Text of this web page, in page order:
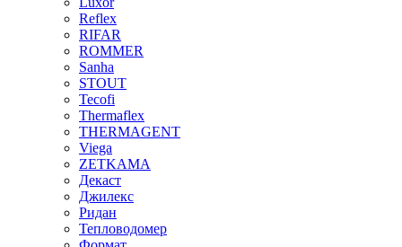
Reflex
RIFAR
ROMMER
Sanha
STOUT
Tecofi
Thermaflex
THERMAGENT
Viega
ZETKAMA
Декаст
Джилекс
Ридан
Тепловодомер